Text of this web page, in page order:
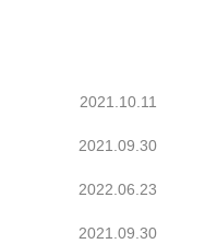
2021.10.11
2021.09.30
2022.06.23
2021.09.30